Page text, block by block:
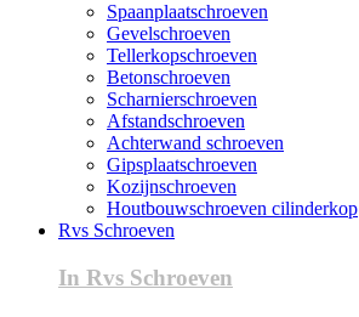
Spaanplaatschroeven
Gevelschroeven
Tellerkopschroeven
Betonschroeven
Scharnierschroeven
Afstandschroeven
Achterwand schroeven
Gipsplaatschroeven
Kozijnschroeven
Houtbouwschroeven cilinderkop
Rvs Schroeven
In Rvs Schroeven